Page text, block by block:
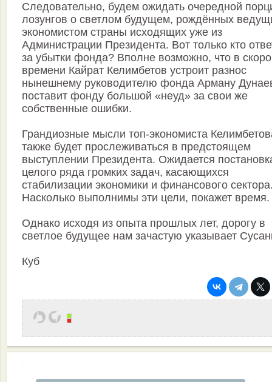
Следовательно, будем ожидать очередной
лозунгов о светлом будущем, рождённых
экономистом страны исходящих уже из
Администрации Президента. Вот только кто
за убытки фонда? Вполне возможно, что в
времени Кайрат Келимбетов устроит разнос
нынешнему руководителю фонда Арману
поставит фонду большой «неуд» за свои же
собственные ошибки.
Грандиозные мысли топ-экономиста
также будет прослеживаться в предстоящем
выступлении Президента. Ожидается
целого ряда громких задач, касающихся
стабилизации экономики и финансового
Насколько выполнимы эти цели, покажет время.
Однако исходя из опыта прошлых лет, дорогу в
светлое будущее нам зачастую указывает
Куб